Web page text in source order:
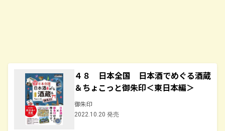
４８ 日本全国 日本酒でめぐる酒蔵
＆ちょこっと御朱印＜東日本編＞
御朱印
2022.10.20 発売